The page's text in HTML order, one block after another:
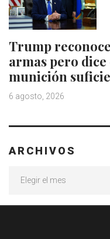
Trump
armas pero dice
munición
6 agosto, 2026
ARCHIVOS